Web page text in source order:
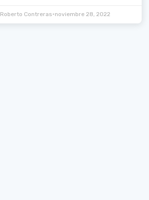
Roberto Contreras•noviembre 28, 2022